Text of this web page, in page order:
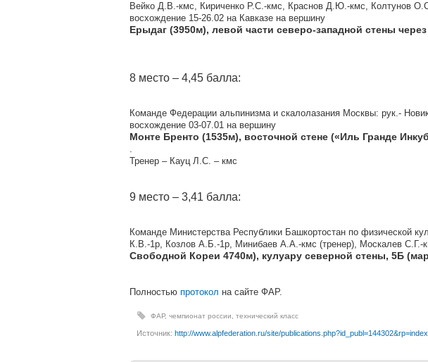
Вейко Д.В.-кмс, Кириченко Р.С.-кмс, Краснов Д.Ю.-кмс, Колтунов
восхождение 15-26.02 на Кавказе на вершину
Ерыдаг (3950м), левой части северо-западной стены
8 место – 4,45 балла:
Команде Федерации альпинизма и скалолазания Москвы: рук.-
восхождение 03-07.01 на вершину
Монте Бренто (1535м), восточной стене («Иль Гранде
.
Тренер – Кауц Л.С. – кмс
9 место – 3,41 балла:
Команде Министерства Республики Башкортостан по физической
К.В.-1р, Козлов А.Б.-1р, Минибаев А.А.-кмс (тренер), Москалев С.Г.-
Свободной Кореи 4740м), кулуару северной стены, 5Б
Полностью протокол на сайте ФАР.
ФАР, чемпионат россии технический класс
Источник: http://www.alpfederation.ru/site/publications.php?id_publ=144302&rp=index